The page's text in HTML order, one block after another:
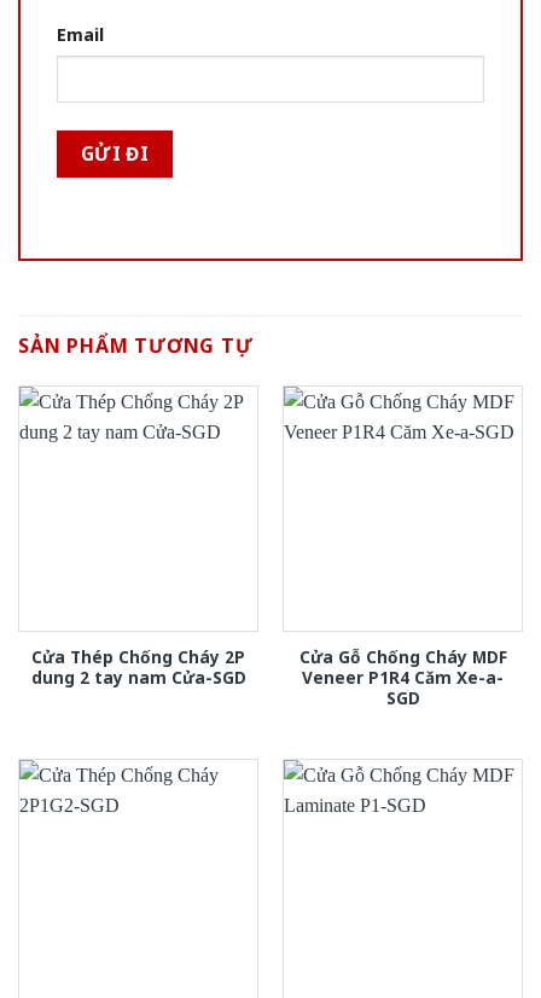
Email
SẢN PHẨM TƯƠNG TỰ
Cửa Thép Chống Cháy 2P
dung 2 tay nam Cửa-SGD
Cửa Gỗ Chống Cháy MDF
Veneer P1R4 Căm Xe-a-
SGD